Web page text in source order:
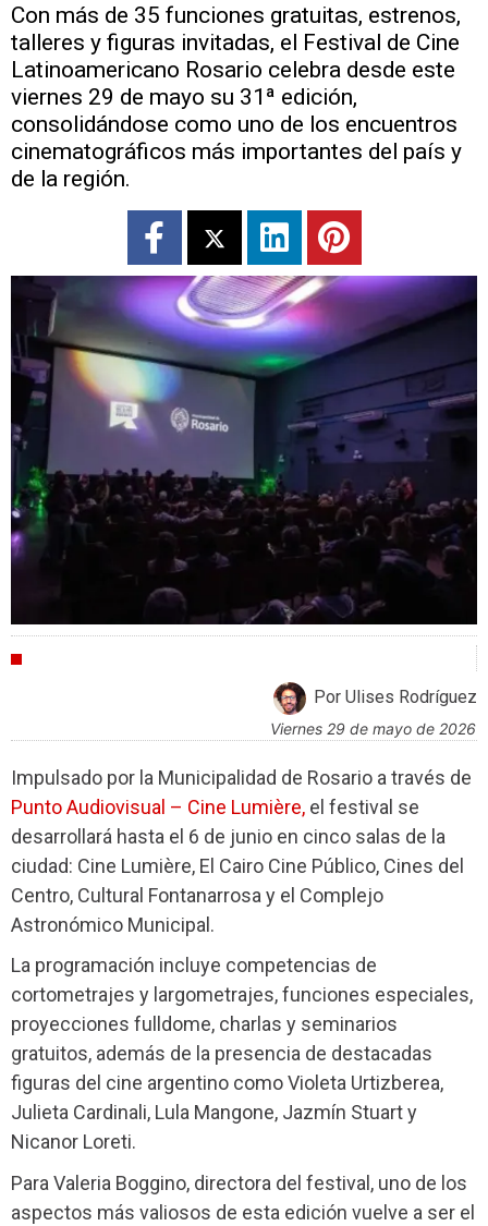
Con más de 35 funciones gratuitas, estrenos,
talleres y figuras invitadas, el Festival de Cine
Latinoamericano Rosario celebra desde este
viernes 29 de mayo su 31ª edición,
consolidándose como uno de los encuentros
cinematográficos más importantes del país y
de la región.
Por Ulises Rodríguez
viernes 29 de mayo de 2026
Impulsado por la Municipalidad de Rosario a través de
Punto Audiovisual – Cine Lumière, el festival se
desarrollará hasta el 6 de junio en cinco salas de la
ciudad: Cine Lumière, El Cairo Cine Público, Cines del
Centro, Cultural Fontanarrosa y el Complejo
Astronómico Municipal.
La programación incluye competencias de
cortometrajes y largometrajes, funciones especiales,
proyecciones fulldome, charlas y seminarios
gratuitos, además de la presencia de destacadas
figuras del cine argentino como Violeta Urtizberea,
Julieta Cardinali, Lula Mangone, Jazmín Stuart y
Nicanor Loreti.
Para Valeria Boggino, directora del festival, uno de los
aspectos más valiosos de esta edición vuelve a ser el